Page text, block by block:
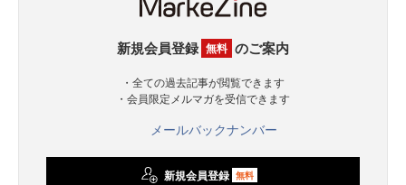
新規会員登録 無料 のご案内
・全ての過去記事が閲覧できます
・会員限定メルマガを受信できます
メールバックナンバー
新規会員登録 無料